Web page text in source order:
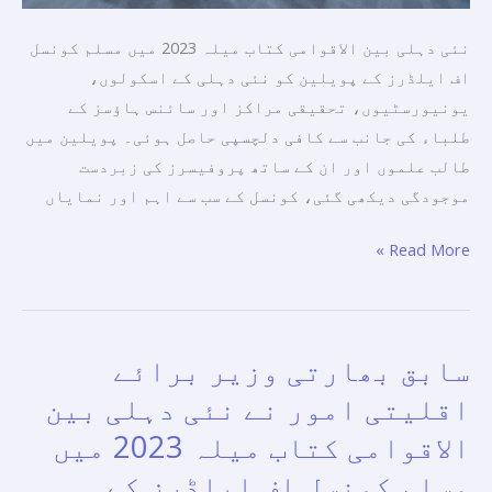
نئی دہلی بین الاقوامی کتاب میلہ 2023 میں مسلم کونسل
اف ایلڈرز کے پویلین کو نئی دہلی کے اسکولوں،
یونیورسٹیوں، تحقیقی مراکز اور سائنس ہاؤسز کے
طلباء کی جانب سے کافی دلچسپی حاصل ہوئی۔ پویلین میں
طالب علموں اور ان کے ساتھ پروفیسرز کی زبردست
موجودگی دیکھی گئی، کونسل کے سب سے اہم اور نمایاں
سائنس
رہا۔
Read More »
سابق بھارتی وزیر برائے
اقلیتی امور نے نئی دہلی بین
الاقوامی کتاب میلہ 2023 میں
سابق
وزیر
برائے
اقلیتی